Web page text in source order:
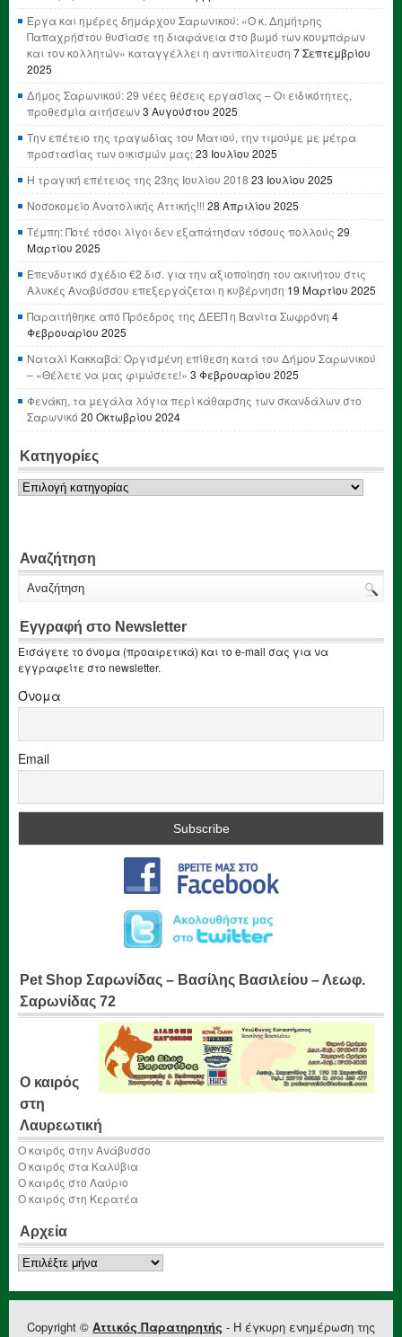
Έργα και ημέρες δημάρχου Σαρωνικού: «Ο κ. Δημήτρης
Παπαχρήστου θυσίασε τη διαφάνεια στο βωμό των κουμπάρων
και τον κολλητών» καταγγέλλει η αντιπολίτευση 7 Σεπτεμβρίου
2025
Δήμος Σαρωνικού: 29 νέες θέσεις εργασίας – Οι ειδικότητες,
προθεσμία αιτήσεων3 Αυγούστου 2025
Την επέτειο της τραγωδίας του Ματιού, την τιμούμε με μέτρα
προστασίας των οικισμών μας;23 Ιουλίου 2025
Η τραγική επέτειος της 23ης Ιουλίου 2018 23 Ιουλίου 2025
Νοσοκομείο Ανατολικής Αττικής!!! 28 Απριλίου 2025
Τέμπη: Ποτέ τόσοι λίγοι δεν εξαπάτησαν τόσους πολλούς 29
Μαρτίου 2025
Επενδυτικό σχέδιο €2 δισ. για την αξιοποίηση του ακινήτου στις
Αλυκές Αναβύσσου επεξεργάζεται η κυβέρνηση 19 Μαρτίου 2025
Παραιτήθηκε από Πρόεδρος της ΔΕΕΠ η Βανίτα Σωφρόνη 4
Φεβρουαρίου 2025
Ναταλί Κακκαβά: Οργισμένη επίθεση κατά του Δήμου Σαρωνικού
– «Θέλετε να μας φιμώσετε!» 3 Φεβρουαρίου 2025
Φενάκη, τα μεγάλα λόγια περί κάθαρσης των σκανδάλων στο
Σαρωνικό 20 Οκτωβρίου 2024
Κατηγορίες
Κατηγορίες
Αναζήτηση
Εγγραφή στο Newsletter
Εισάγετε το όνομα (προαιρετικά) και το e-mail σας για να
εγγραφείτε στο newsletter.
Όνομα
Email
Pet Shop Σαρωνίδας – Βασίλης Βασιλείου – Λεωφ.
Σαρωνίδας 72
Ο καιρός
στη
Λαυρεωτική
Ο καιρός στην Ανάβυσσο
Ο καιρός στα Καλύβια
Ο καιρός στο Λαύριο
Ο καιρός στη Κερατέα
Αρχεία
Αρχεία
Copyright © Αττικός Παρατηρητής - Η έγκυρη ενημέρωση της